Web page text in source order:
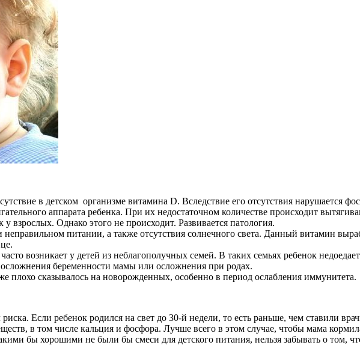
в детском организме витамина D. Вследствие его отсутствия нарушается
аппарата ребенка. При их недостаточном количестве происходит
взрослых. Однако этого не происходит. Развивается патология.
питании, а также отсутствия солнечного света. Данный витамин
возникает у детей из неблагополучных семей. В таких семьях ребенок
беременности мамы или осложнения при родах.
плохо сказывалось на новорожденных, особенно в период ослабления иммунитета.
Если ребенок родился на свет до 30-й недели, то есть раньше, чем ставили
в том числе кальция и фосфора. Лучше всего в этом случае, чтобы мама
бы хорошими не были бы смеси для детского питания, нельзя забывать о том,